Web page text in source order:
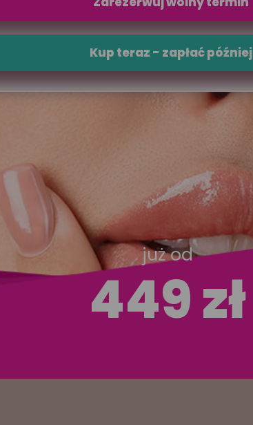
Kup teraz - zapłać później
już od
449 zł